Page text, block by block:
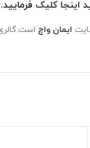
اینجا کلیک فرمایید.
ایمان واچ